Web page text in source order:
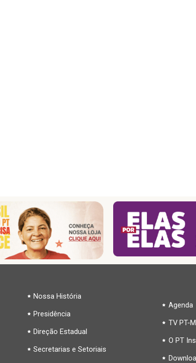
Nossa História
Presidência
Direção Estadual
Secretarias e Setoriais
Agenda
TV PT-
O PT